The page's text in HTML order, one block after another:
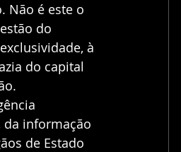
Não é este o
do
à
do capital
da informação
de Estado